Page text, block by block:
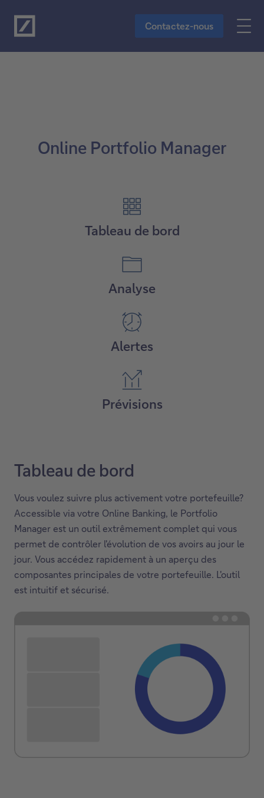
Vers le contenu principal
Contactez-nous
Online Portfolio Manager
Tableau de bord
Analyse
Alertes
Prévisions
Tableau de bord
Vous voulez suivre plus activement votre portefeuille?
Accessible via votre Online Banking, le Portfolio
Manager est un outil extrêmement complet qui vous
permet de contrôler l'évolution de vos avoirs au jour le
jour. Vous accédez rapidement à un aperçu des
composantes principales de votre portefeuille. L'outil
est intuitif et sécurisé.